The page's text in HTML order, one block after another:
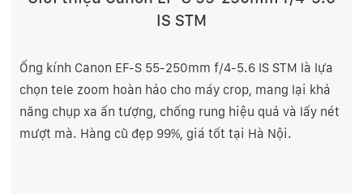
IS STM
Ống kính Canon EF-S 55-250mm f/4-5.6 IS STM là lựa
chọn tele zoom hoàn hảo cho máy crop, mang lại khả
năng chụp xa ấn tượng, chống rung hiệu quả và lấy nét
mượt mà. Hàng cũ đẹp 99%, giá tốt tại Hà Nội.